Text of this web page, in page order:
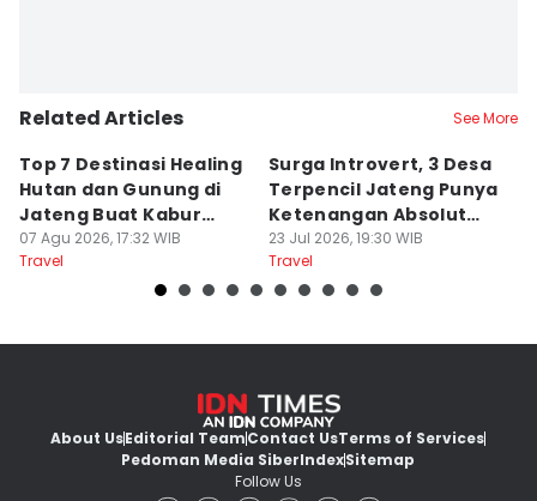
Related Articles See More
Top 7 Destinasi Healing
Hutan dan Gunung di
Jateng Buat Kabur
Sejenak, Under Rp200
Ribu
07 Agu 2026, 17:32 WIB
Travel
Surga Introvert, 3 Desa
Terpencil Jateng Punya
Ketenangan Absolut
Untuk Disconect
23 Jul 2026, 19:30 WIB
Travel
About UsEditorial TeamContact UsTerms of Services
Pedoman Media SiberIndexSitemap
Follow Us